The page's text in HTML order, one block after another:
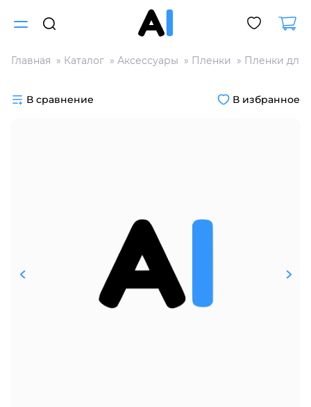
Главная Каталог Аксессуары Пленки Пленки для
В сравнение В избранное
Разбейте
25